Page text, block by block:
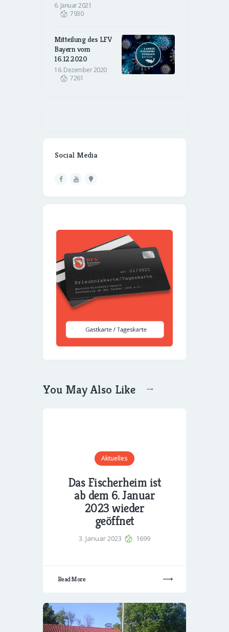
6. Januar 2021
7930
Mitteilung des LFV
Bayern vom
16.12.2020
16. Dezember 2020
7261
Social Media
You May Also Like
Aktuelles
Das Fischerheim ist
ab dem 6. Januar
2023 wieder
geöffnet
3. Januar 2023 1699
Read More